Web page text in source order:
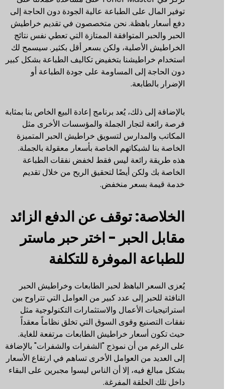
توفير المال على الطباعة عالية الجودة دون الحاجة إلى
دفع أسعار باهظة. نحن متخصصون في تقديم خراطيش
الحبر والحبر المتوافقة الممتازة التي تعطي نفس نتائج
الخراطيش الأصلية، ولكن بسعر أقل بكثير. سيسمح لك
استخدام خراطيشنا بتخفيض تكاليف الطباعة بشكل كبير
دون الحاجة إلى المساومة على جودة الطباعة أو
الإضرار بالطابعة.
بالإضافة إلى ذلك، يُعد برنامج إعادة البيع الخاص بنا بمثابة
فرصة رائعة لتجار الجملة والمؤسسات الأخرى مثل
المكاتب والمدارس لتسويق خراطيش الحبر المتميزة
الخاصة بنا لشبكاتهم الخاصة بأسعار معقولة بالجملة.
هذه طريقة رائعة ليس فقط لخفض نفقات الطباعة
الخاصة بك ولكن أيضًا لتحقيق الربح من خلال تقديم
خدمة قيمة بسعر منخفض.
الخلاصة: توقف عن الدفع الزائد
مقابل الحبر - اختر حبر ماستر
للطباعة الموفرة للتكلفة
يُعزى السعر الباهظ لحبر الطابعات وخراطيش الحبر
النافثة للحبر إلى عدد كبير من العوامل التي تتراوح بين
استراتيجيات الأعمال والاستثمارات التكنولوجية مثل
نفقات التصنيع وقوى السوق التي تخلق نظاماً معقداً
حيث تكون أسعار خراطيش الطابعات مرتفعة للغاية.
على الرغم من أن نموذج "الشفرات والشفرات" بالإضافة
إلى العديد من العوامل الأخرى تساهم في ارتفاع الأسعار
بشكل مبالغ فيه، إلا أن الناس ليسوا مجبرين على البقاء
داخل تلك الحلقة المفرغة.